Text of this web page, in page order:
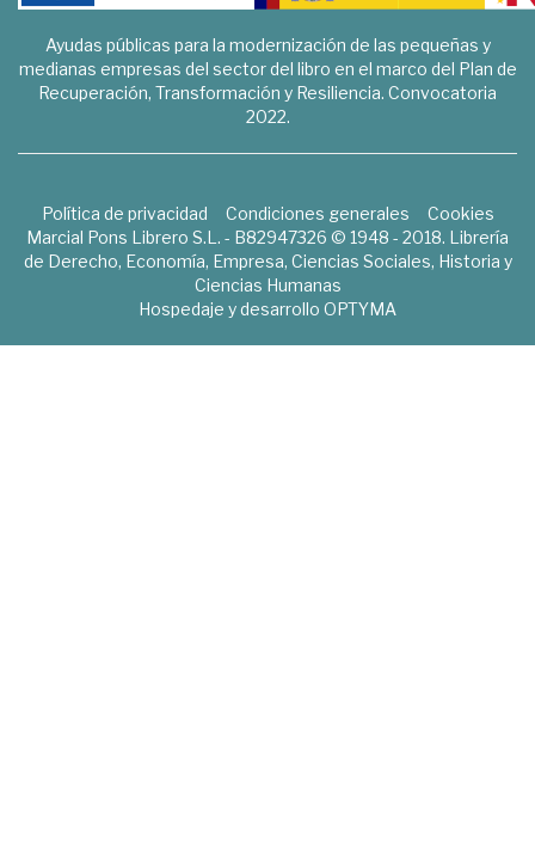
Ayudas públicas para la modernización de las pequeñas y
medianas empresas del sector del libro en el marco del Plan de
Recuperación, Transformación y Resiliencia. Convocatoria
2022.
Política de privacidad Condiciones generales
Cookies
Marcial Pons Librero S.L. - B82947326 © 1948 - 2018. Librería
de Derecho, Economía, Empresa, Ciencias Sociales, Historia y
Ciencias Humanas
Hospedaje y desarrollo OPTYMA